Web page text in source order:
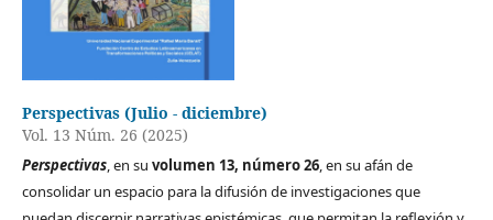
Perspectivas (Julio - diciembre)
Vol. 13 Núm. 26 (2025)
Perspectivas, en su volumen 13, número 26, en su afán de
consolidar un espacio para la difusión de investigaciones que